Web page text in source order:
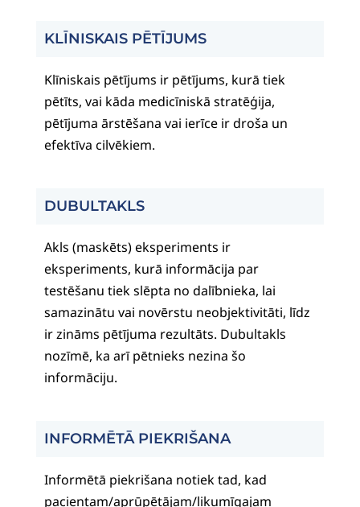
KLĪNISKAIS PĒTĪJUMS
Klīniskais pētījums ir pētījums, kurā tiek
pētīts, vai kāda medicīniskā stratēģija,
pētījuma ārstēšana vai ierīce ir droša un
efektīva cilvēkiem.
DUBULTAKLS
Akls (maskēts) eksperiments ir
eksperiments, kurā informācija par
testēšanu tiek slēpta no dalībnieka, lai
samazinātu vai novērstu neobjektivitāti, līdz
ir zināms pētījuma rezultāts. Dubultakls
nozīmē, ka arī pētnieks nezina šo
informāciju.
INFORMĒTĀ PIEKRIŠANA
Informētā piekrišana notiek tad, kad
pacientam/aprūpētājam/likumīgajam